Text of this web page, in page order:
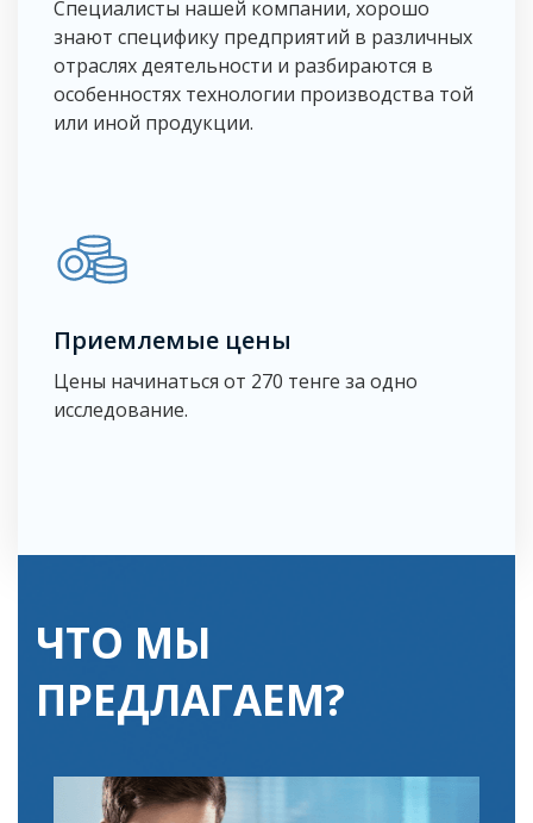
Специалисты нашей компании, хорошо
знают специфику предприятий в различных
отраслях деятельности и разбираются в
особенностях технологии производства той
или иной продукции.
Приемлемые цены
Цены начинаться от 270 тенге за одно
исследование.
ЧТО МЫ
ПРЕДЛАГАЕМ?